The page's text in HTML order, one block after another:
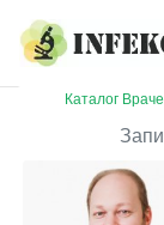
Каталог